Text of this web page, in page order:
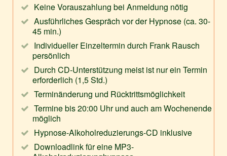
Keine Vorauszahlung bei Anmeldung nötig
Ausführliches Gespräch vor der Hypnose (ca. 30-
45 min.)
Individueller Einzeltermin durch Frank Rausch
persönlich
Durch CD-Unterstützung meist ist nur ein Termin
erforderlich (1,5 Std.)
Terminänderung und Rücktrittsmöglichkeit
Termine bis 20:00 Uhr und auch am Wochenende
möglich
Hypnose-Alkoholreduzierungs-CD inklusive
Downloadlink für eine MP3-